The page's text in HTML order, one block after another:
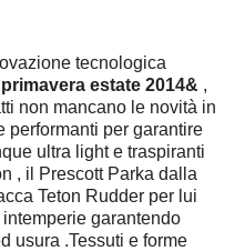
tecnologica
estate 2014& ,
non mancano le novità in
performanti per garantire
ultra light e traspiranti
, il Prescott Parka dalla
Teton Rudder per lui
garantendo
usura .Tessuti e forme